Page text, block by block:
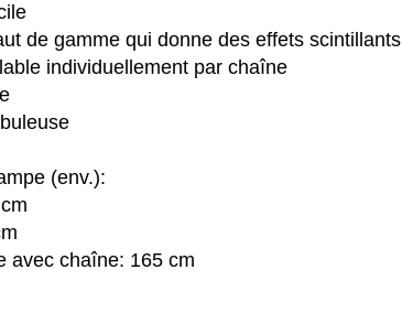
de gamme qui donne des effets scintillants
individuellement par chaîne
(env.):
avec chaîne: 165 cm